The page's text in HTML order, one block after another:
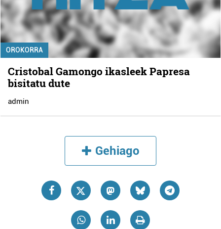
OROKORRA
Cristobal Gamongo ikasleek Papresa
bisitatu dute
admin
Gehiago